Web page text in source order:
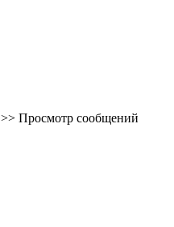
>> Просмотр сообщений